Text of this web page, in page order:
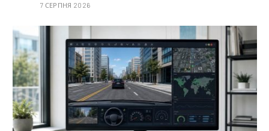
7 СЕРПНЯ 2026